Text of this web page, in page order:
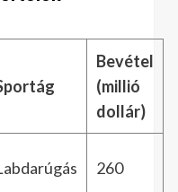
Bevétel
(millió
dollár)
260